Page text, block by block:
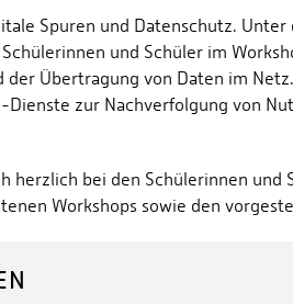
Spuren und Datenschutz.
und Schüler im
Übertragung von Daten im
zur Nachverfolgung von
herzlich bei den Schülerinnen und
Workshops sowie den